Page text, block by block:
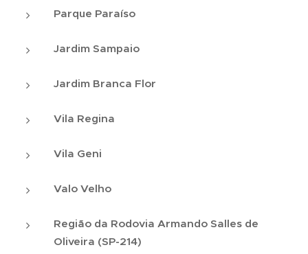
Parque Paraíso
Jardim Sampaio
Jardim Branca Flor
Vila Regina
Vila Geni
Valo Velho
Região da Rodovia Armando Salles de
Oliveira (SP-214)